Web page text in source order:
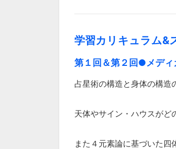
学習カリキュラム&
第１回＆第２回●メディ
占星術の構造と身体の構造
天体やサイン・ハウスがど
また４元素論に基づいた四